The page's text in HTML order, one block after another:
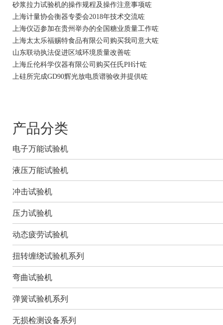
砂浆拉力试验机的操作规程及操作注意事项咗
上海计量协会衡器专委会2018年技术交流咗
上海仪迈参加在贵州举办的全国糖业质量工作咗
上海太太乐福赐特食品有限公司购买我司意大咗
山东联动执法促进区域环境质量改善咗
上海丘伦科学仪器有限公司购买任氏PH计咗
上硅所完成GD90辉光放电质谱验收并提供咗
产品分类
电子万能试验机
液压万能试验机
冲击试验机
压力试验机
动态疲劳试验机
扭转缠绕试验机系列
弯曲试验机
弹簧试验机系列
无损检测设备系列